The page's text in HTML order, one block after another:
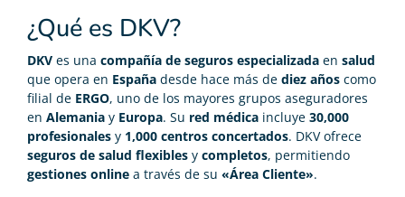
¿Qué es DKV?
DKV es una compañía de seguros especializada en salud
que opera en España desde hace más de diez años como
filial de ERGO, uno de los mayores grupos aseguradores
en Alemania y Europa. Su red médica incluye 30,000
profesionales y 1,000 centros concertados. DKV ofrece
seguros de salud flexibles y completos, permitiendo
gestiones online a través de su «Área Cliente».